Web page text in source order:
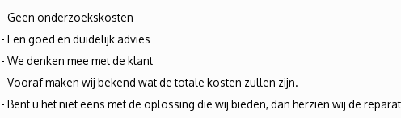
- Geen onderzoekskosten
- Een goed en duidelijk advies
- We denken mee met de klant
- Vooraf maken wij bekend wat de totale kosten zullen zijn.
- Bent u het niet eens met de oplossing die wij bieden, dan herzien wij de